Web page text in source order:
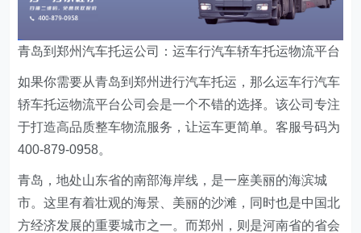
青岛到郑州汽车托运公司：运车行汽车轿车托运物流平台
如果你需要从青岛到郑州进行汽车托运，那么运车行汽车
轿车托运物流平台公司会是一个不错的选择。该公司专注
于打造高品质整车物流服务，让运车更简单。客服号码为
400-879-0958。
青岛，地处山东省的南部海岸线，是一座美丽的海滨城
市。这里有着壮观的海景、美丽的沙滩，同时也是中国北
方经济发展的重要城市之一。而郑州，则是河南省的省会